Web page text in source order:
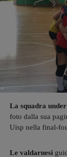
La squadra
foto dalla sua
Uisp nella final-
Le valdarnesi